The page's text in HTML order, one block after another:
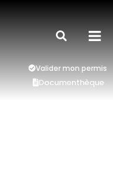
Valider mon permis
Documenthèque